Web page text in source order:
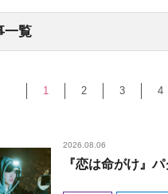
一覧
1 2 3 4
2026.08.06
『恋は命がけ』